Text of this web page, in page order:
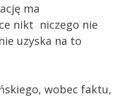
ma
nikt niczego nie
uzyska na to
wobec faktu,